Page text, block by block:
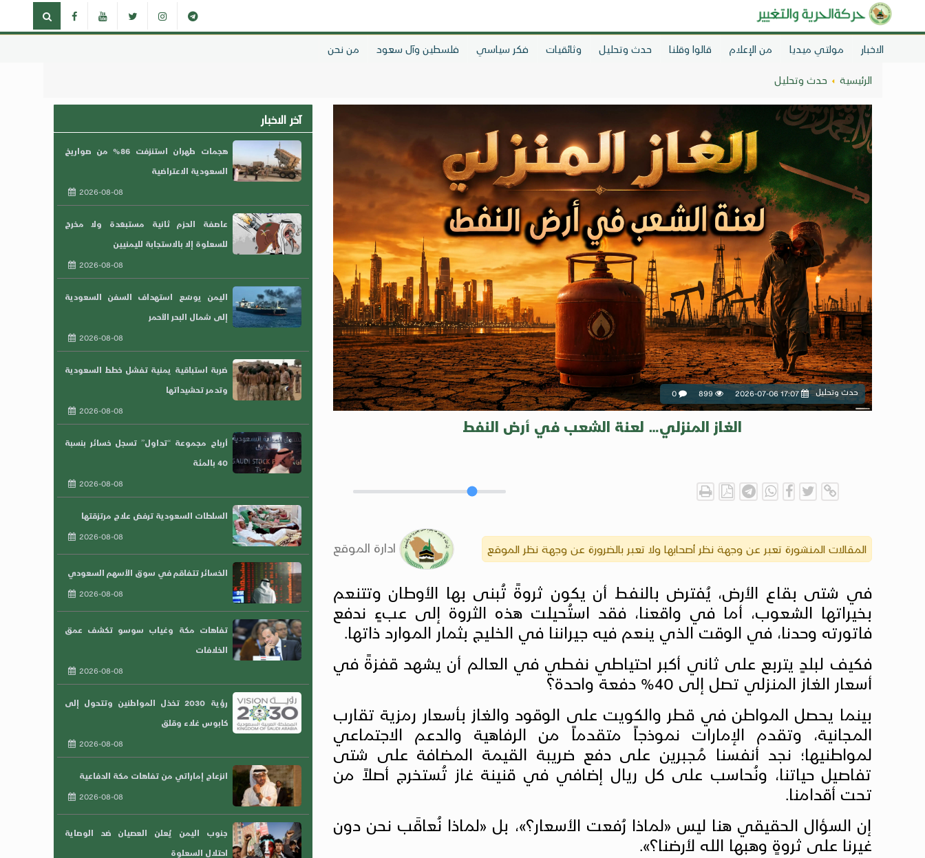
الاخبار مولتي ميديا من الإعلام قالوا وقلنا حدث وتحليل وثائقيات فكر سياسي فلسطين وآل سعود من نحن
الرئيسية حدث وتحليل
حدث وتحليل 2026-07-06 17:07
899
0
الغاز المنزلي… لعنة الشعب في أرض النفط
المقالات المنشورة تعبر عن وجهة نظر أصحابها ولا تعبر بالضرورة عن وجهة نظر الموقع ادارة الموقع
في شتى بقاع الأرض، يُفترض بالنفط أن يكون ثروةً تُبنى بها الأوطان وتتنعم
بخيراتها الشعوب، أما في واقعنا، فقد استُحيلت هذه الثروة إلى عبءٍ ندفع
فاتورته وحدنا، في الوقت الذي ينعم فيه جيراننا في الخليج بثمار الموارد ذاتها.
فكيف لبلدٍ يتربع على ثاني أكبر احتياطي نفطي في العالم أن يشهد قفزةً في
أسعار الغاز المنزلي تصل إلى 40% دفعة واحدة؟
بينما يحصل المواطن في قطر والكويت على الوقود والغاز بأسعار رمزية تقارب
المجانية، وتقدم الإمارات نموذجاً متقدماً من الرفاهية والدعم الاجتماعي
لمواطنيها؛ نجد أنفسنا مُجبرين على دفع ضريبة القيمة المضافة على شتى
تفاصيل حياتنا، ونُحاسب على كل ريال إضافي في قنينة غاز تُستخرج أصلاً من
تحت أقدامنا.
إن السؤال الحقيقي هنا ليس «لماذا رُفعت الأسعار؟»، بل «لماذا نُعاقَب نحن دون
غيرنا على ثروةٍ وهبها الله لأرضنا؟».
آخر الاخبار
هجمات طهران استنزفت 86% من صواريخ
السعودية الاعتراضية
2026-08-08
عاصفة الحزم ثانية مستبعَدة ولا مخرجَ
للسعلوة إلا بالاستجابة لليمنيين
2026-08-08
اليمن يوسّع استهداف السفن السعودية
إلى شمال البحر الأحمر
2026-08-08
ضربة استباقية يمنية تفشل خطط السعودية
وتدمر تحشيداتها
2026-08-08
أرباح مجموعة “تداول” تسجل خسائر بنسبة
40 بالمئة
2026-08-08
السلطات السعودية ترفض علاج مرتزقتها
2026-08-08
الخسائر تتفاقم في سوق الأسهم السعودي
2026-08-08
تفاهات مكة وغياب سوسو تكشف عمق
الخلافات
2026-08-08
رؤية 2030 تخذل المواطنين وتتحول إلى
كابوس غلاء وقلق
2026-08-08
انزعاج إماراتي من تفاهات مكة الدفاعية
2026-08-08
جنوب اليمن يُعلن العصيان ضد الوصاية
احتلال السعلوة